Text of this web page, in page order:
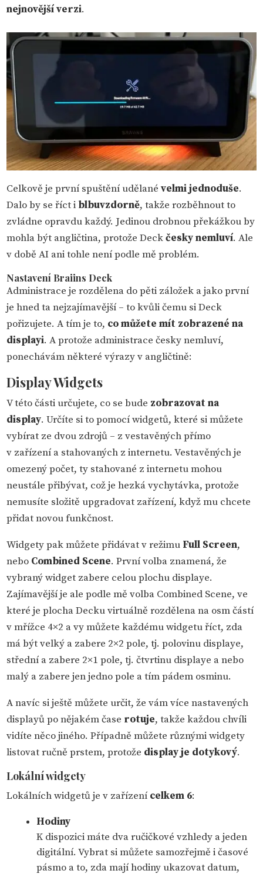
nejnovější verzi.
Celkově je první spuštění udělanévelmi jednoduše.
Dalo by se říct i blbuvzdorně, takže rozběhnout to
zvládne opravdu každý. Jedinou drobnou překážkou by
mohla být angličtina, protože Deckčesky nemluví. Ale
v době AI ani tohle není podle mě problém.
Nastavení Braiins Deck
Administrace je rozdělena do pěti záložek a jako první
je hned ta nejzajímavější – to kvůli čemu si Deck
pořizujete. A tím je to, co můžete mít zobrazené na
displayi. A protože administrace česky nemluví,
ponechávám některé výrazy v angličtině:
Display Widgets
V této části určujete, co se bude zobrazovat na
display. Určíte si to pomocí widgetů, které si můžete
vybírat ze dvou zdrojů – z vestavěných přímo
v zařízení a stahovaných z internetu. Vestavěných je
omezený počet, ty stahované z internetu mohou
neustále přibývat, což je hezká vychytávka, protože
nemusíte složitě upgradovat zařízení, když mu chcete
přidat novou funkčnost.
Widgety pak můžete přidávat v režimu Full Screen,
nebo Combined Scene. První volba znamená, že
vybraný widget zabere celou plochu displaye.
Zajímavější je ale podle mě volba Combined Scene, ve
které je plocha Decku virtuálně rozdělena na osm částí
v mřížce 4×2 a vy můžete každému widgetu říct, zda
má být velký a zabere 2×2 pole, tj. polovinu displaye,
střední a zabere 2×1 pole, tj. čtvrtinu displaye a nebo
malý a zabere jen jedno pole a tím pádem osminu.
A navíc si ještě můžete určit, že vám více nastavených
displayů po nějakém čase rotuje, takže každou chvíli
vidíte něco jiného. Případně můžete různými widgety
listovat ručně prstem, protože display je dotykový.
Lokální widgety
Lokálních widgetů je v zařízení celkem 6:
Hodiny
K dispozici máte dva ručičkové vzhledy a jeden
digitální. Vybrat si můžete samozřejmě i časové
pásmo a to, zda mají hodiny ukazovat datum,